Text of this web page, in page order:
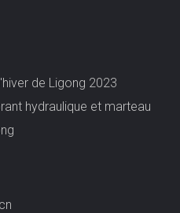
de Ligong 2023
hydraulique et marteau